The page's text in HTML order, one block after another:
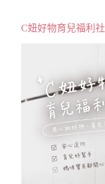
C妞好物育兒福利社